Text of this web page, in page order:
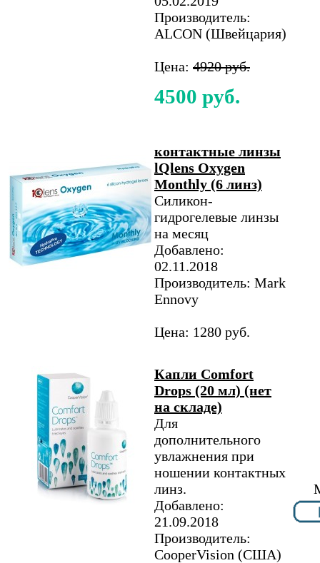
Производитель:
ALCON (Швейцария)
Цена: 4920 руб.
4500 руб.
контактные линзы
lQlens Oxygen
Monthly (6 линз)
Силикон-
гидрогелевые линзы
на месяц
Добавлено:
02.11.2018
Производитель: Mark
Ennovy
Цена: 1280 руб.
Капли Comfort
Drops (20 мл) (нет
на складе)
Для
дополнительного
увлажнения при
ношении контактных
линз.
Добавлено:
21.09.2018
Производитель:
CooperVision (США)